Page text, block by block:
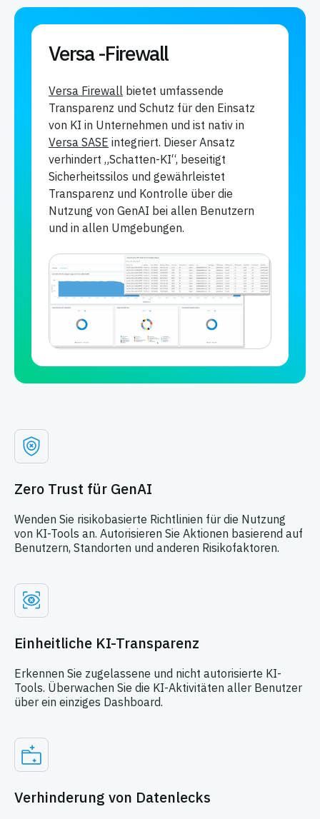
Versa -Firewall
Versa Firewall bietet umfassende
Transparenz und Schutz für den Einsatz
von KI in Unternehmen und ist nativ in
Versa SASE integriert. Dieser Ansatz
verhindert „Schatten-KI“, beseitigt
Sicherheitssilos und gewährleistet
Transparenz und Kontrolle über die
Nutzung von GenAI bei allen Benutzern
und in allen Umgebungen.
Zero Trust für GenAI
Wenden Sie risikobasierte Richtlinien für die Nutzung
von KI-Tools an. Autorisieren Sie Aktionen basierend auf
Benutzern, Standorten und anderen Risikofaktoren.
Einheitliche KI-Transparenz
Erkennen Sie zugelassene und nicht autorisierte KI-
Tools. Überwachen Sie die KI-Aktivitäten aller Benutzer
über ein einziges Dashboard.
Verhinderung von Datenlecks